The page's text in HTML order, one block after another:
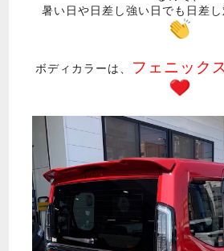
暑い日や日差し強い日でも日差
ボディカラーは、 フェニック